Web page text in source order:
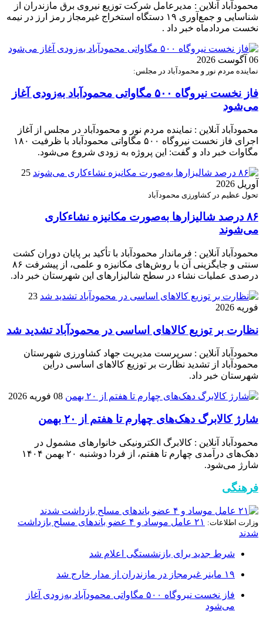
محمودآباد آنلاین : مدیرعامل شرکت توزیع نیروی برق مازندران از
شناسایی و جمع‌آوری ۱۹ دستگاه استخراج غیرمجاز رمز ارز در نیمه
نخست مردادماه خبر داد .
06 آگوست 2026
نماینده مردم نور و محمودآباد در مجلس:
فاز نخست نیروگاه ۵۰۰ مگاواتی محمودآباد به‌زودی آغاز
می‌شود
محمودآباد آنلاین : نماینده مردم نور و محمودآباد در مجلس از آغاز
اجرای فاز نخست نیروگاه ۵۰۰ مگاواتی محمودآباد با ظرفیت ۱۸۰
مگاوات خبر داد و گفت: این پروژه به زودی شروع می‌شود.
25
آوریل 2026
تحول عظیم در کشاورزی محمودآباد
۸۶ درصد شالیزارها به‌صورت مکانیزه نشاءکاری
می‌شوند
محمودآباد آنلاین : فرماندار محمودآباد با تأکید بر پایان دوران کشت
سنتی و جایگزینی آن با روش‌های مکانیزه و علمی، از پیشرفت ۸۶
درصدی عملیات نشاء در سطح شالیزارهای این شهرستان خبر داد.
23
فوریه 2026
نظارت بر توزیع کالا‌های اساسی در محمودآباد تشدید شد
محمودآباد آنلاین : سرپرست مدیریت جهاد کشاورزی شهرستان
محمودآباد از تشدید نظارت بر توزیع کالا‌های اساسی دراین
شهرستان خبر داد.
08 فوریه 2026
شارژ کالابرگ دهک‌های چهارم تا هفتم از ۲۰ بهمن
محمودآباد آنلاین : کالابرگ الکترونیکی خانوار‌های مشمول در
دهک‌های درآمدی چهارم تا هفتم، از فردا دوشنبه ۲۰ بهمن ۱۴۰۴
شارژ می‌شود.
فرهنگی
وزارت اطلاعات:
۲۱ عامل موساد و ۴ عضو باند‌های مسلح بازداشت
شدند
شرط جدید برای بازنشستگی اعلام شد
۱۹ ماینر غیرمجاز در مازندران از مدار خارج شد
فاز نخست نیروگاه ۵۰۰ مگاواتی محمودآباد به‌زودی آغاز
می‌شود